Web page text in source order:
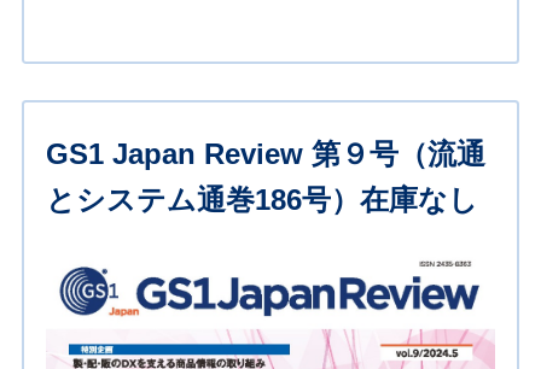
GS1 Japan Review 第９号（流通
とシステム通巻186号）在庫なし